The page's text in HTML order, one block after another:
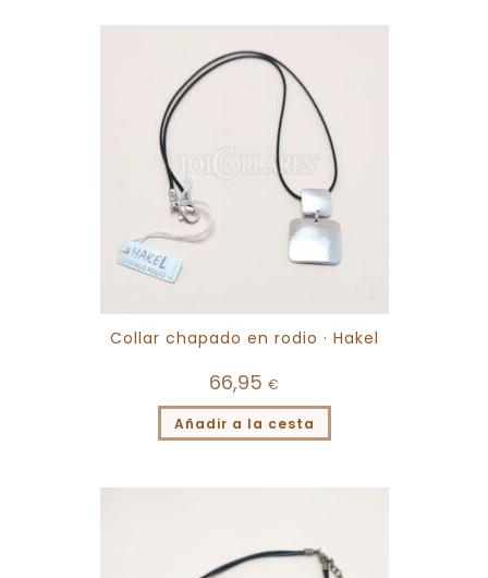
Collar chapado en rodio · Hakel
66,95 €
Añadir a la cesta